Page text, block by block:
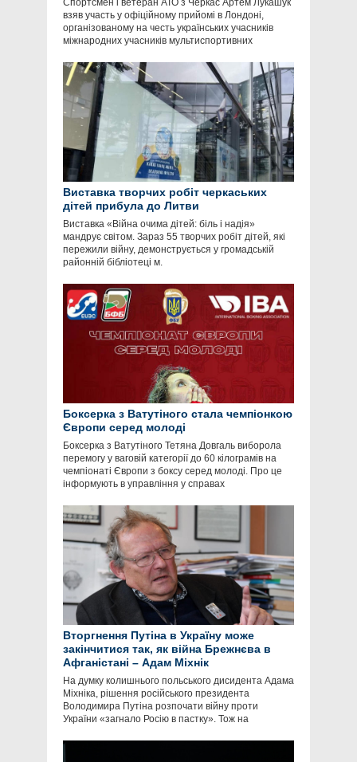
Спортсмен і ветеран АТО з Черкас Артем Лукашук
взяв участь у офіційному прийомі в Лондоні,
організованому на честь українських учасників
міжнародних учасників мультиспортивних
Виставка творчих робіт черкаських
дітей прибула до Литви
Виставка «Війна очима дітей: біль і надія»
мандрує світом. Зараз 55 творчих робіт дітей, які
пережили війну, демонструється у громадській
районній бібліотеці м.
Боксерка з Ватутіного стала чемпіонкою
Європи серед молоді
Боксерка з Ватутіного Тетяна Довгаль виборола
перемогу у ваговій категорії до 60 кілограмів на
чемпіонаті Європи з боксу серед молоді. Про це
інформують в управління у справах
Вторгнення Путіна в Україну може
закінчитися так, як війна Брежнєва в
Афганістані – Адам Міхнік
На думку колишнього польського дисидента Адама
Міхніка, рішення російського президента
Володимира Путіна розпочати війну проти
України «загнало Росію в пастку». Тож на